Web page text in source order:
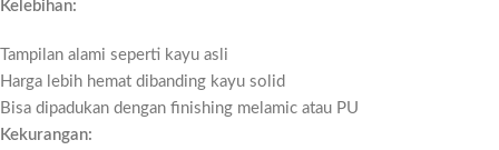
Kelebihan:
Tampilan alami seperti kayu asli
Harga lebih hemat dibanding kayu solid
Bisa dipadukan dengan finishing melamic atau PU
Kekurangan: